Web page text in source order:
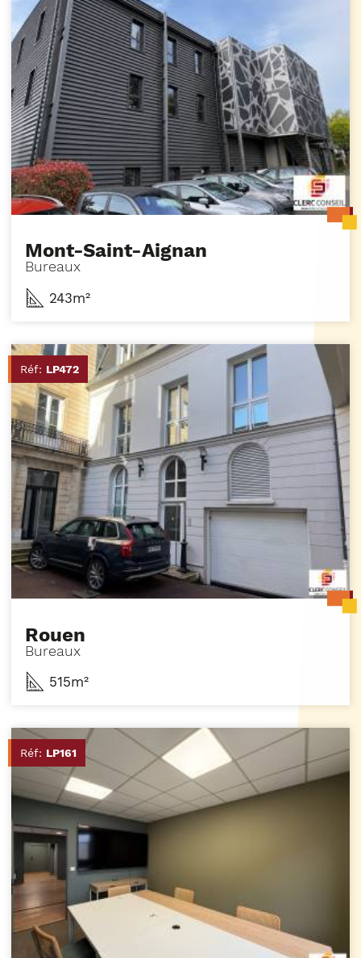
Mont-Saint-Aignan
Bureaux
243m²
Réf: LP472
Rouen
Bureaux
515m²
Réf: LP161